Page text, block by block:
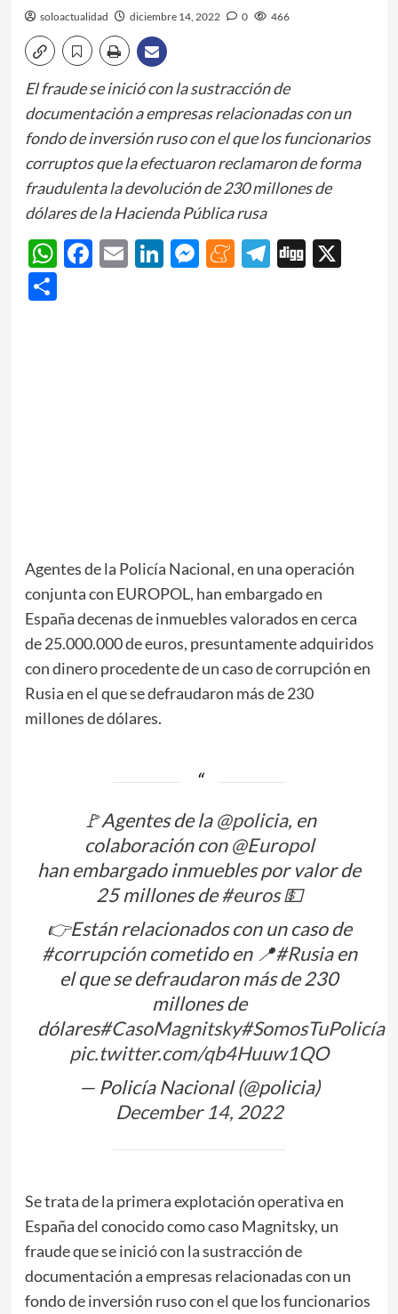
soloactualidad diciembre 14, 2022 0 466
El fraude se inició con la sustracción de
documentación a empresas relacionadas con un
fondo de inversión ruso con el que los funcionarios
corruptos que la efectuaron reclamaron de forma
fraudulenta la devolución de 230 millones de
dólares de la Hacienda Pública rusa
WhatsApp
Facebook
EmailLinkedIn
Messenger
Meneame
Telegram
Digg
X
Share
Agentes de la Policía Nacional, en una operación
conjunta con EUROPOL, han embargado en
España decenas de inmuebles valorados en cerca
de 25.000.000 de euros, presuntamente adquiridos
con dinero procedente de un caso de corrupción en
Rusia en el que se defraudaron más de 230
millones de dólares.
🚩Agentes de la@policia, en
colaboración con@Europol
han embargado inmuebles por valor de
25 millones de#euros💵
👉Están relacionados con un caso de
#corrupcióncometido en 📍#Rusiaen
el que se defraudaron más de 230
millones de
dólares#CasoMagnitsky#SomosTuPolicía
pic.twitter.com/qb4Huuw1QO
— Policía Nacional (@policia)
December 14, 2022
Se trata de la primera explotación operativa en
España del conocido como caso Magnitsky, un
fraude que se inició con la sustracción de
documentación a empresas relacionadas con un
fondo de inversión ruso con el que los funcionarios